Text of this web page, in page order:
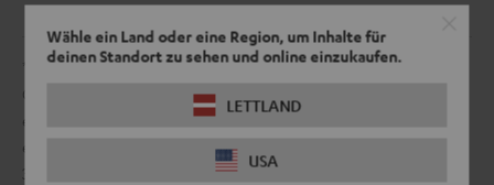
Wähle ein Land oder eine Region, um Inhalte für
deinen Standort zu sehen und online einzukaufen.
LETTLAND
USA
Meine E-Mail-Adresse hat sich geändert.
* Der Staffelgutschein ist nur für Neuabonnent:innen Der
Gutscheinwert richtet sich an den Einkaufswert und kann nur
einmal eingelöst werden. Die Staffelung ist wie folgt gültig: 10 € ab
einem Einkaufswert von 199 €, 20 € ab einem Einkaufswert von
399 € und 45 € ab einem Einkaufswert von 899 €. Ausgenommen